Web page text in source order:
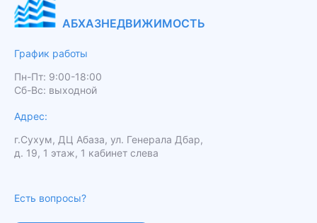
АБХАЗНЕДВИЖИМОСТЬ
График работы
Пн-Пт: 9:00-18:00
Сб-Вс: выходной
Адрес:
г.Сухум, ДЦ Абаза, ул. Генерала Дбар,
д. 19, 1 этаж, 1 кабинет слева
Есть вопросы?